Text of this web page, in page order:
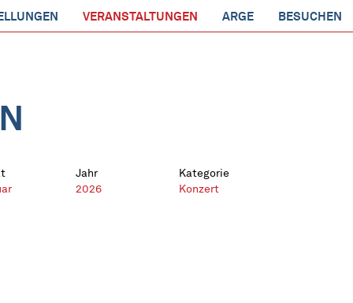
VERANSTALTUNGEN ARGE BESUCHEN
Jahr
2026
Kategorie
Konzert